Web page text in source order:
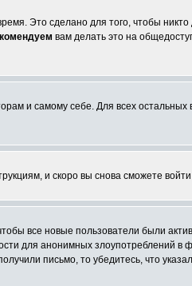
Это сделано для того, чтобы никто
вам делать это на
и самому себе. Для всех остальных
и скоро вы снова сможете
все новые пользователи были
для анонимных злоупотреблений в
письмо, то убедитесь, что